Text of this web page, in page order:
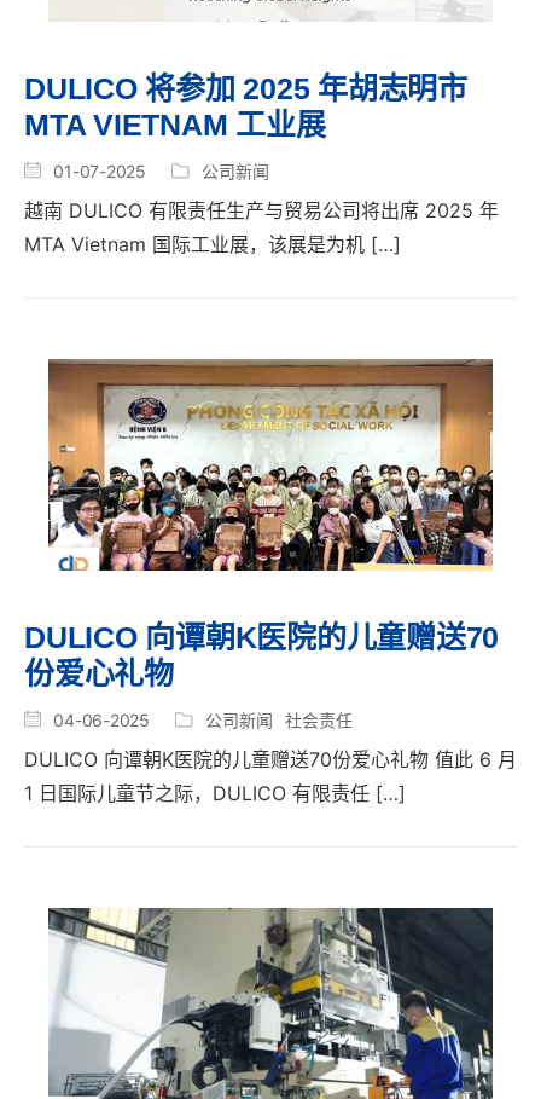
DULICO 将参加 2025 年胡志明市
MTA VIETNAM 工业展
01-07-2025 公司新闻
越南 DULICO 有限责任生产与贸易公司将出席 2025 年
MTA Vietnam 国际工业展，该展是为机 […]
DULICO 向谭朝K医院的儿童赠送70
份爱心礼物
04-06-2025 公司新闻 社会责任
DULICO 向谭朝K医院的儿童赠送70份爱心礼物 值此 6 月
1 日国际儿童节之际，DULICO 有限责任 […]